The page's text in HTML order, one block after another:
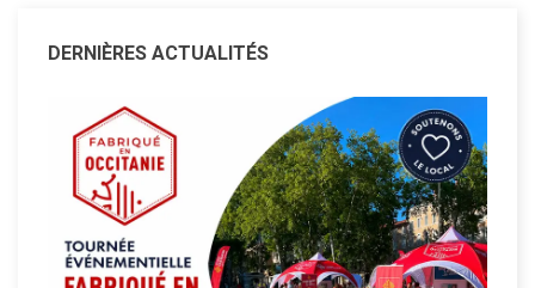
DERNIÈRES ACTUALITÉS